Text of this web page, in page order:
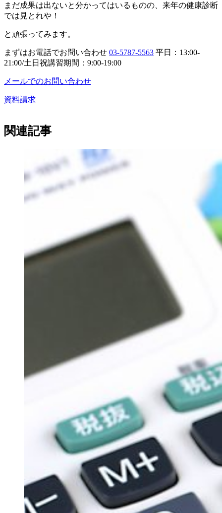
まだ成果は出ないと分かってはいるものの、来年の健康診断
では見とれや！
と頑張ってみます。
まずはお電話でお問い合わせ 03-5787-5563 平日：13:00-
21:00/土日祝講習期間：9:00-19:00
メールでのお問い合わせ
資料請求
関連記事